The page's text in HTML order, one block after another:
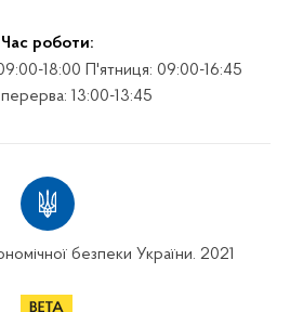
Час роботи:
18:00 П'ятниця: 09:00-16:45
13:00-13:45
безпеки України. 2021